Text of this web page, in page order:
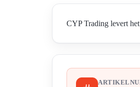
CYP Trading levert